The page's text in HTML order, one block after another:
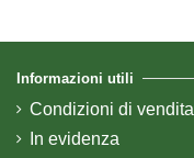
Informazioni utili
Condizioni di vendita
In evidenza